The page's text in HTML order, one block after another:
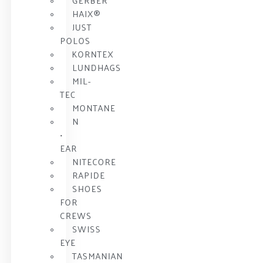
HAIX®
JUST
POLOS
KORNTEX
LUNDHAGS
MIL-
TEC
MONTANE
N
•
EAR
NITECORE
RAPIDE
SHOES
FOR
CREWS
SWISS
EYE
TASMANIAN